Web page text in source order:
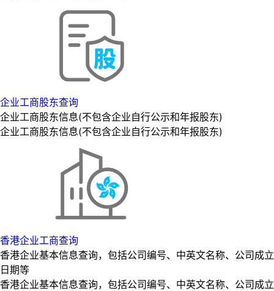
企业工商股东查询
企业工商股东信息(不包含企业自行公示和年报股东)
企业工商股东信息(不包含企业自行公示和年报股东)
香港企业工商查询
香港企业基本信息查询，包括公司编号、中英文名称、公司成立
日期等
香港企业基本信息查询，包括公司编号、中英文名称、公司成立